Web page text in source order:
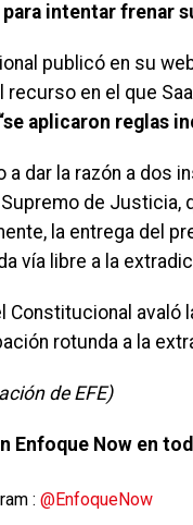
intentar frenar
publicó en su
recurso en el que
aplicaron reglas
a dar la razón a dos
de Justicia,
la entrega del
vía libre a la
Constitucional avaló
rotunda a la
de EFE)
Enfoque Now en
: @EnfoqueNow